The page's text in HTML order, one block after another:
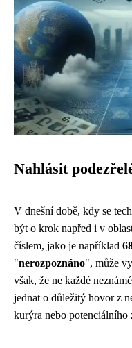
Nahlásit
V dnešní době, kdy se
být o krok napřed i v
číslem, jako je například
"nerozpoznáno", může
však, že ne každé
jednat o důležitý hovor z
kurýra nebo potenciálního